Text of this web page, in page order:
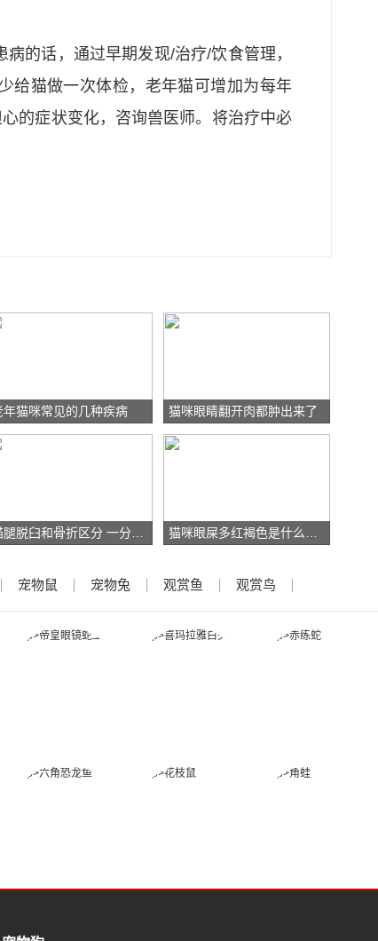
的话，通过早期发现/治疗/饮食管理，
给猫做一次体检，老年猫可增加为每年
的症状变化，咨询兽医师。将治疗中必
年猫咪常见的几种疾病 猫咪眼睛翻开肉都肿出来了
宠物鼠 宠物兔 观赏鱼 观赏鸟